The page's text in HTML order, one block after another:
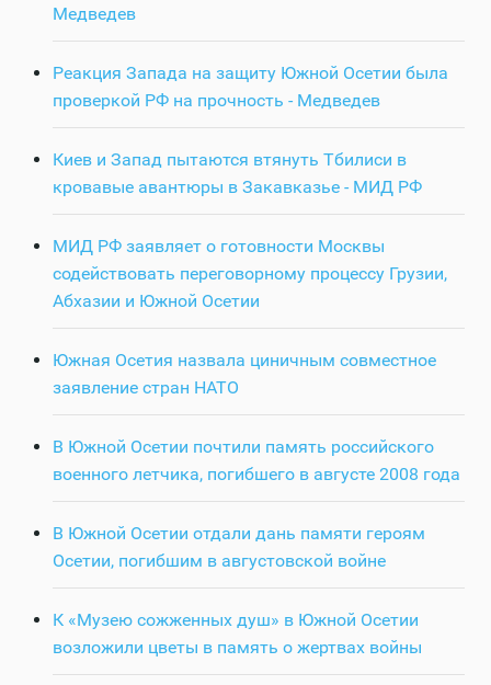
Медведев
Реакция Запада на защиту Южной Осетии была
проверкой РФ на прочность - Медведев
Киев и Запад пытаются втянуть Тбилиси в
кровавые авантюры в Закавказье - МИД РФ
МИД РФ заявляет о готовности Москвы
содействовать переговорному процессу Грузии,
Абхазии и Южной Осетии
Южная Осетия назвала циничным совместное
заявление стран НАТО
В Южной Осетии почтили память российского
военного летчика, погибшего в августе 2008 года
В Южной Осетии отдали дань памяти героям
Осетии, погибшим в августовской войне
К «Музею сожженных душ» в Южной Осетии
возложили цветы в память о жертвах войны